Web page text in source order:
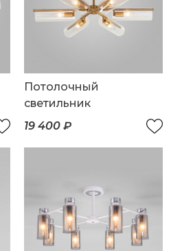
Потолочный
светильник
19 400 ₽